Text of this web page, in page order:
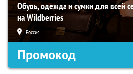
Обувь, одежда и сумки для всей
на Wildberries
Россия
Промокод